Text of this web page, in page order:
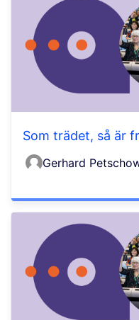
Som trädet, så är
Gerhard